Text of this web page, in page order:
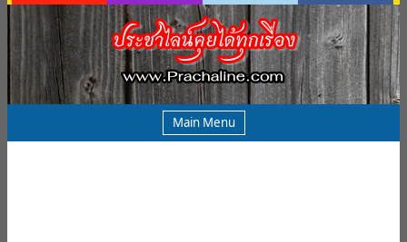
Main Menu